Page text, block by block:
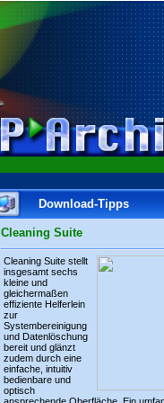
Download-Tipps
Cleaning Suite
Cleaning Suite stellt
insgesamt sechs
kleine und
gleichermaßen
effiziente Helferlein
zur
Systembereinigung
und Datenlöschung
bereit und glänzt
zudem durch eine
einfache, intuitiv
bedienbare und
optisch